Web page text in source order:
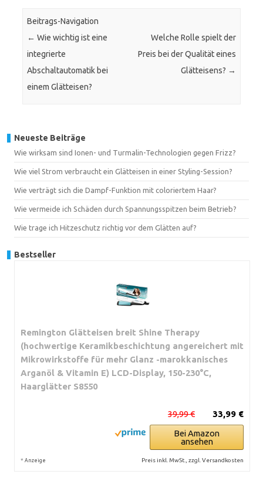
Beitrags-Navigation
← Wie wichtig ist eine
integrierte
Abschaltautomatik bei
einem Glätteisen?
Welche Rolle spielt der
Preis bei der Qualität eines
Glätteisens? →
Neueste Beiträge
Wie wirksam sind Ionen- und Turmalin-Technologien gegen Frizz?
Wie viel Strom verbraucht ein Glätteisen in einer Styling-Session?
Wie verträgt sich die Dampf-Funktion mit coloriertem Haar?
Wie vermeide ich Schäden durch Spannungsspitzen beim Betrieb?
Wie trage ich Hitzeschutz richtig vor dem Glätten auf?
Bestseller
Remington Glätteisen breit Shine Therapy
(hochwertige Keramikbeschichtung angereichert mit
Mikrowirkstoffe für mehr Glanz -marokkanisches
Arganöl & Vitamin E) LCD-Display, 150-230°C,
Haarglätter S8550
33,99 €
39,99 €
Bei Amazon
ansehen
* Anzeige Preis inkl. MwSt., zzgl. Versandkosten